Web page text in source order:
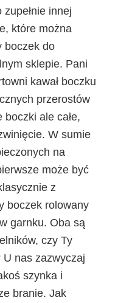
innej
które można
boczek do
sklepie. Pani
kawał boczku
przerostów
boczki ale całe,
W sumie
na
może być
z
boczek rolowany
garnku. Oba są
czy Ty
U nas zazwyczaj
szynka i
branie. Jak